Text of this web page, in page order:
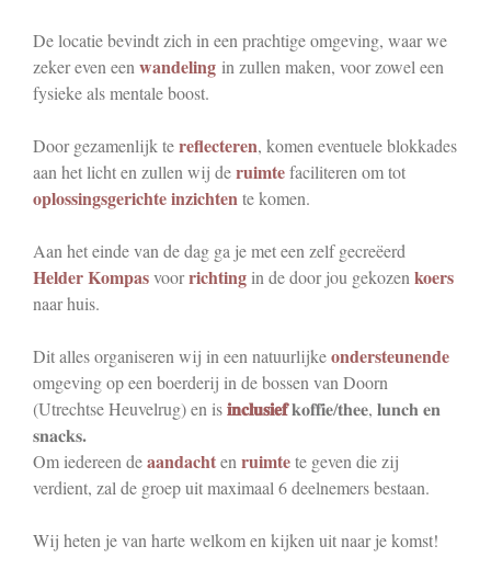
De locatie bevindt zich in een prachtige omgeving, waar we
zeker even een wandeling in zullen maken, voor zowel een
fysieke als mentale boost.
Door gezamenlijk tereflecteren, komen eventuele blokkades
aan het licht en zullen wij deruimtefaciliteren om tot
oplossingsgerichteinzichten te komen.
Aan het einde van de dag ga je met een zelf gecreëerd
Helder Kompasvoorrichting in de door jou gekozen koers
naar huis.
Dit alles organiseren wij in een natuurlijkeondersteunende
omgeving op een boerderij in de bossen van Doorn
(Utrechtse Heuvelrug) en is𝐢𝐧𝐜𝐥𝐮𝐬𝐢𝐞𝐟𝐤𝐨𝐟𝐟𝐢𝐞/𝐭𝐡𝐞𝐞, 𝐥𝐮𝐧𝐜𝐡 𝐞𝐧
𝐬𝐧𝐚𝐜𝐤𝐬.
Om iedereen deaandachten ruimtete geven die zij
verdient, zal de groep uit maximaal 6 deelnemers bestaan.
Wij heten je van harte welkom en kijken uit naar je komst!